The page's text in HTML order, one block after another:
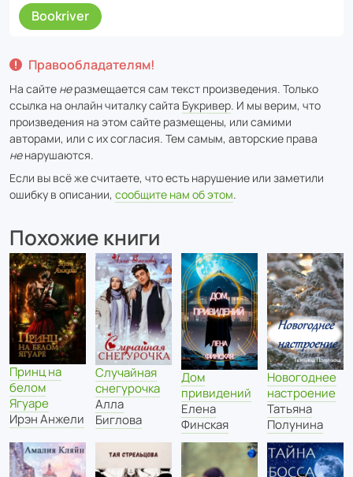
Bookriver
Правообладателям!
На сайте неразмещается сам текст произведения. Только
ссылка на онлайн читалку сайта Букривер. И мы верим, что
произведения на этом сайте размещены, или самими
авторами, или с их согласия. Тем самым, авторские права
ненарушаются.
Если вы всё же считаете, что есть нарушение или заметили
ошибку в описании, сообщите нам об этом.
Похожие книги
Принц на
белом
Ягуаре
Ирэн Анжели
Случайная
снегурочка
Алла
Биглова
Дом
привидений
Елена
Финская
Новогоднее
настроение
Татьяна
Полунина